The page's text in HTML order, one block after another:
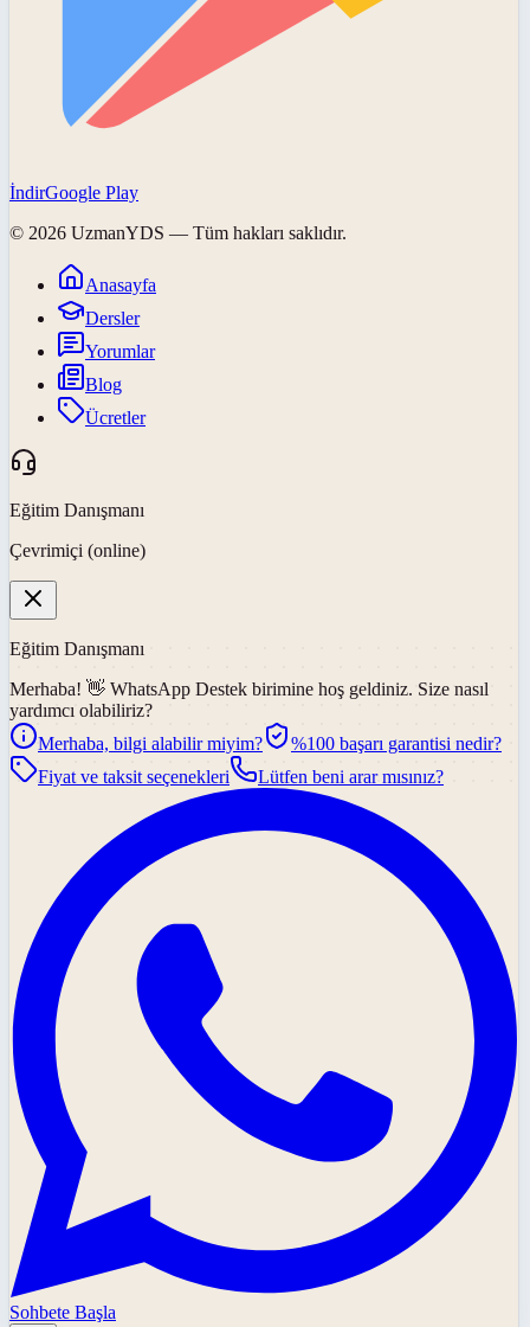
İndirGoogle Play
© 2026 UzmanYDS — Tüm hakları saklıdır.
Anasayfa
Dersler
Yorumlar
Blog
Ücretler
Eğitim Danışmanı
Çevrimiçi (online)
Eğitim Danışmanı
Merhaba! 👋 WhatsApp Destek birimine hoş geldiniz. Size nasıl
yardımcı olabiliriz?
Merhaba, bilgi alabilir miyim?
%100 başarı garantisi nedir?
Fiyat ve taksit seçenekleri
Lütfen beni arar mısınız?
Sohbete Başla